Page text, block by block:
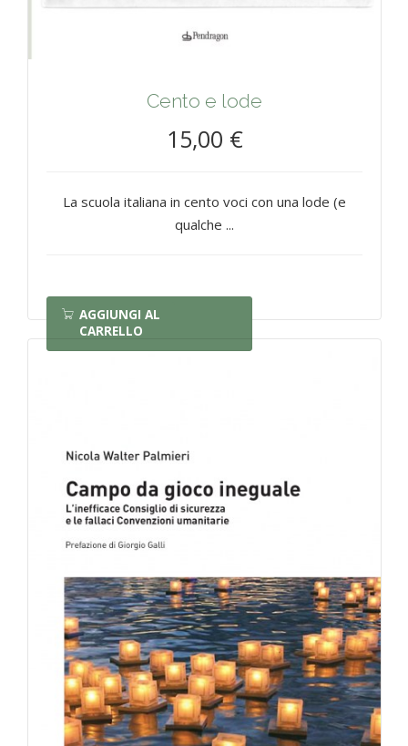
Cento e lode
15,00 €
La scuola italiana in cento voci con una lode (e
qualche ...
AGGIUNGI AL
CARRELLO